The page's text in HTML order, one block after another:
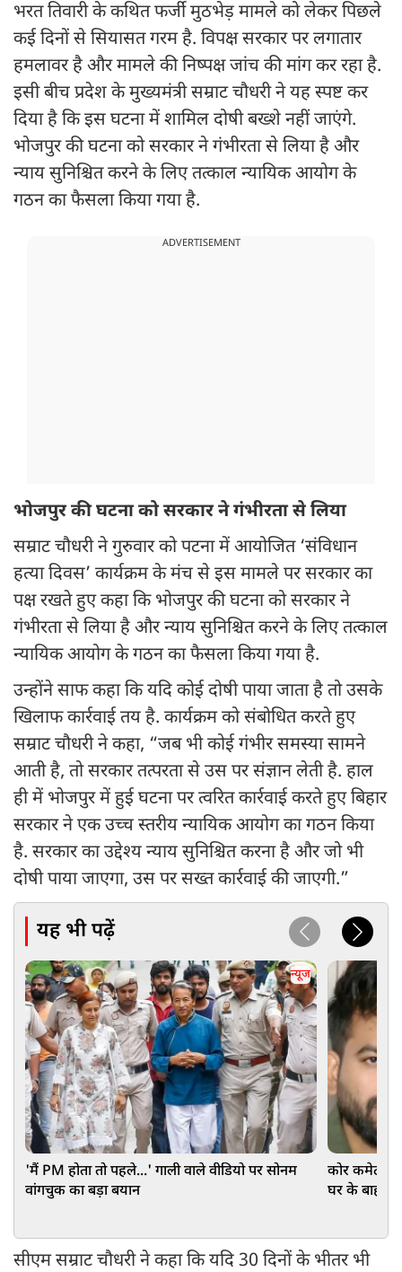
भरत तिवारी के कथित फर्जी मुठभेड़ मामले को लेकर पिछले
कई दिनों से सियासत गरम है. विपक्ष सरकार पर लगातार
हमलावर है और मामले की निष्पक्ष जांच की मांग कर रहा है.
इसी बीच प्रदेश के मुख्यमंत्री सम्राट चौधरी ने यह स्पष्ट कर
दिया है कि इस घटना में शामिल दोषी बख्शे नहीं जाएंगे.
भोजपुर की घटना को सरकार ने गंभीरता से लिया है और
न्याय सुनिश्चित करने के लिए तत्काल न्यायिक आयोग के
गठन का फैसला किया गया है.
ADVERTISEMENT
भोजपुर की घटना को सरकार ने गंभीरता से लिया
सम्राट चौधरी ने गुरुवार को पटना में आयोजित ‘संविधान
हत्या दिवस’ कार्यक्रम के मंच से इस मामले पर सरकार का
पक्ष रखते हुए कहा कि भोजपुर की घटना को सरकार ने
गंभीरता से लिया है और न्याय सुनिश्चित करने के लिए तत्काल
न्यायिक आयोग के गठन का फैसला किया गया है.
उन्होंने साफ कहा कि यदि कोई दोषी पाया जाता है तो उसके
खिलाफ कार्रवाई तय है. कार्यक्रम को संबोधित करते हुए
सम्राट चौधरी ने कहा, “जब भी कोई गंभीर समस्या सामने
आती है, तो सरकार तत्परता से उस पर संज्ञान लेती है. हाल
ही में भोजपुर में हुई घटना पर त्वरित कार्रवाई करते हुए बिहार
सरकार ने एक उच्च स्तरीय न्यायिक आयोग का गठन किया
है. सरकार का उद्देश्य न्याय सुनिश्चित करना है और जो भी
दोषी पाया जाएगा, उस पर सख्त कार्रवाई की जाएगी.”
यह भी पढ़ें
न्यूज
'मैं PM होता तो पहले...' गाली वाले वीडियो पर सोनम
वांगचुक का बड़ा बयान
कोर कमेटी
घर के बाहर
सीएम सम्राट चौधरी ने कहा कि यदि 30 दिनों के भीतर भी